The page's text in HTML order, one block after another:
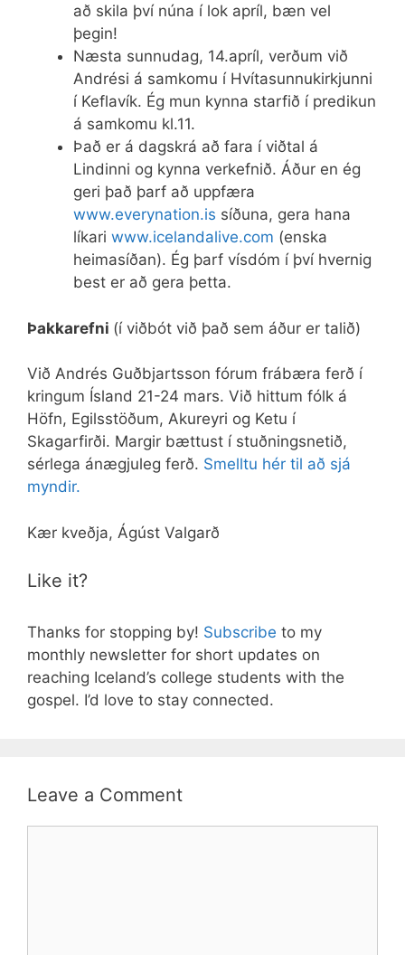
að skila því núna í lok apríl, bæn vel
þegin!
Næsta sunnudag, 14.apríl, verðum við
Andrési á samkomu í Hvítasunnukirkjunni
í Keflavík. Ég mun kynna starfið í predikun
á samkomu kl.11.
Það er á dagskrá að fara í viðtal á
Lindinni og kynna verkefnið. Áður en ég
geri það þarf að uppfæra
www.everynation.is síðuna, gera hana
líkari www.icelandalive.com (enska
heimasíðan). Ég þarf vísdóm í því hvernig
best er að gera þetta.
Þakkarefni (í viðbót við það sem áður er talið)
Við Andrés Guðbjartsson fórum frábæra ferð í
kringum Ísland 21-24 mars. Við hittum fólk á
Höfn, Egilsstöðum, Akureyri og Ketu í
Skagarfirði. Margir bættust í stuðningsnetið,
sérlega ánægjuleg ferð. Smelltu hér til að sjá
myndir.
Kær kveðja, Ágúst Valgarð
Like it?
Thanks for stopping by! Subscribe to my
monthly newsletter for short updates on
reaching Iceland’s college students with the
gospel. I’d love to stay connected.
Leave a Comment